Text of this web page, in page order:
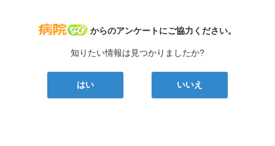
病院なび
からのアンケートにご協力ください。
知りたい情報は見つかりましたか?
はい いいえ